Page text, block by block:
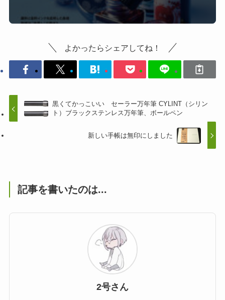
よかったらシェアしてね！
黒くてかっこいい セーラー万年筆 CYLINT（シリン
ト）ブラックステンレス万年筆、ボールペン
新しい手帳は無印にしました
記事を書いたのは...
2号さん